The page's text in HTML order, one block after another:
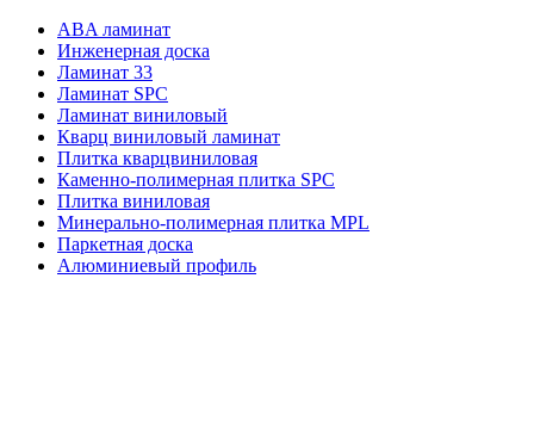
ABA ламинат
Инженерная доска
Ламинат 33
Ламинат SPC
Ламинат виниловый
Кварц виниловый ламинат
Плитка кварцвиниловая
Каменно-полимерная плитка SPC
Плитка виниловая
Минерально-полимерная плитка MPL
Паркетная доска
Алюминиевый профиль